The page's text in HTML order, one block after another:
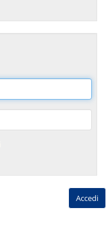
Accedi